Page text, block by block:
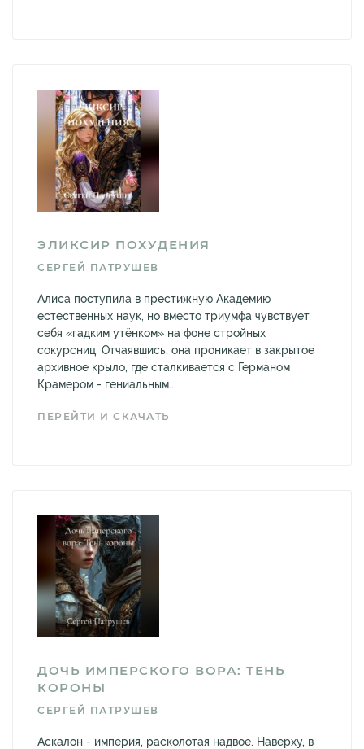
ЭЛИКСИР ПОХУДЕНИЯ
СЕРГЕЙ ПАТРУШЕВ
Алиса поступила в престижную Академию
естественных наук, но вместо триумфа чувствует
себя «гадким утёнком» на фоне стройных
сокурсниц. Отчаявшись, она проникает в закрытое
архивное крыло, где сталкивается с Германом
Крамером - гениальным...
ПЕРЕЙТИ И СКАЧАТЬ
ДОЧЬ ИМПЕРСКОГО ВОРА: ТЕНЬ
КОРОНЫ
СЕРГЕЙ ПАТРУШЕВ
Аскалон - империя, расколотая надвое. Наверху, в